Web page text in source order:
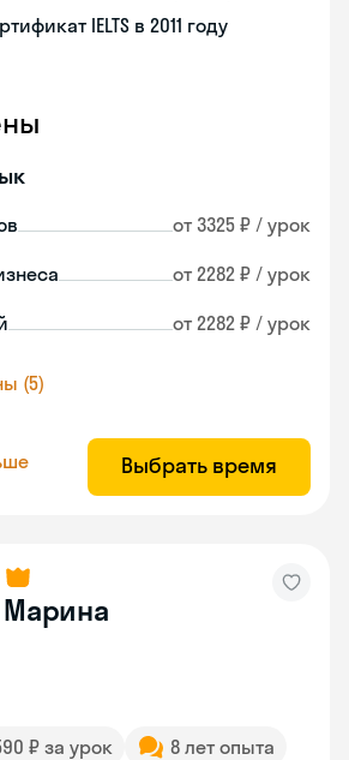
IELTS в 2011 году
от 3325 ₽ / урок
от 2282 ₽ / урок
от 2282 ₽ / урок
(5)
Выбрать время
Марина
₽ за урок 8 лет опыта